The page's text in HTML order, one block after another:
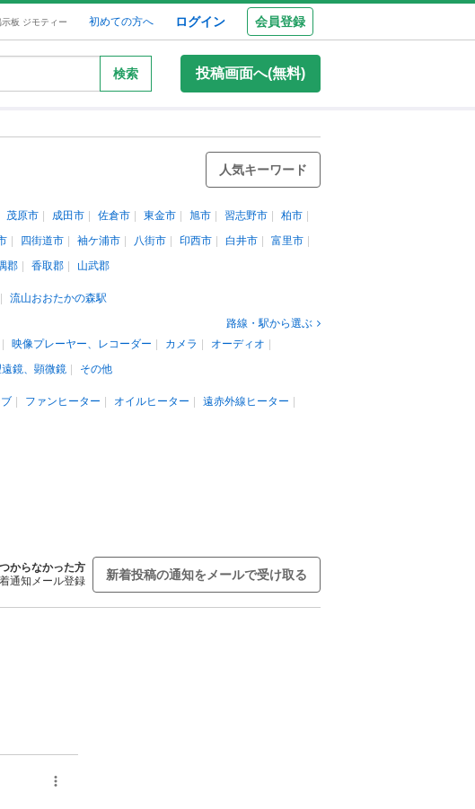
板 ジモティー 初めての方へ ログイン 会員登録
検索 投稿画面へ(無料)
人気キーワード
茂原市 成田市 佐倉市 東金市 旭市 習志野市
柏市
四街道市 袖ケ浦市 八街市 印西市 白井市
富里市
郡 香取郡 山武郡
流山おおたかの森駅
路線・駅から選ぶ
映像プレーヤー、レコーダー カメラ
オーディオ
鏡、顕微鏡 その他
ファンヒーター オイルヒーター
遠赤外線ヒーター
からなかった方
通知メール登録
新着投稿の通知をメールで受け取る